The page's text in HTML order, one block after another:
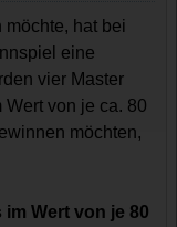
hat bei
eine
vier Master
Wert von je ca. 80
möchten,
Wert von je 80